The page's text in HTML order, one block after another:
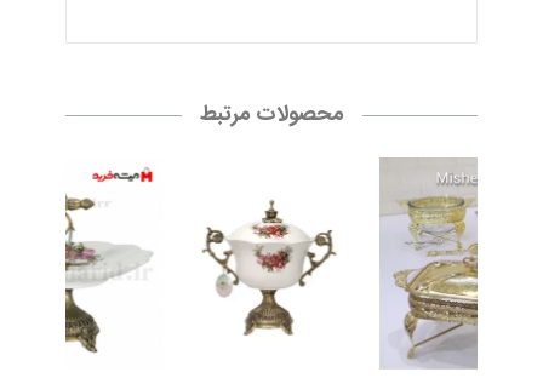
محصولات مرتبط